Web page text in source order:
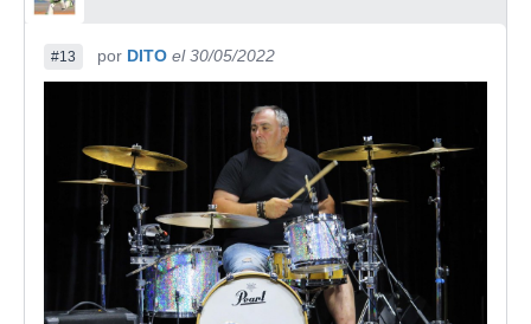
#13 por DITO el 30/05/2022